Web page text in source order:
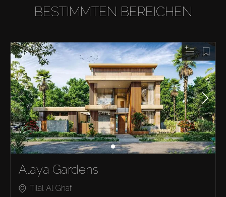
BESTIMMTEN BEREICHEN
Alaya Gardens
Tilal Al Ghaf